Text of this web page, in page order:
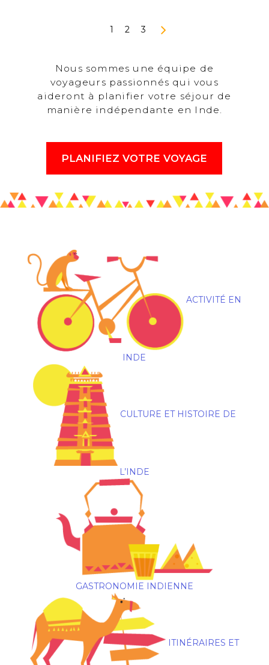
1 2 3
Nous sommes une équipe de
voyageurs passionnés qui vous
aideront à planifier votre séjour de
manière indépendante en Inde.
PLANIFIEZ VOTRE VOYAGE
ACTIVITÉ EN
INDE
CULTURE ET HISTOIRE DE
L’INDE
GASTRONOMIE INDIENNE
ITINÉRAIRES ET